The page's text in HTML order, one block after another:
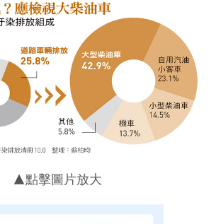
▲點擊圖片放大